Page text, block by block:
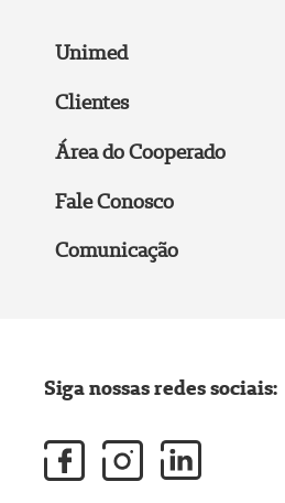
Unimed
Clientes
Área do Cooperado
Fale Conosco
Comunicação
Siga nossas redes sociais: